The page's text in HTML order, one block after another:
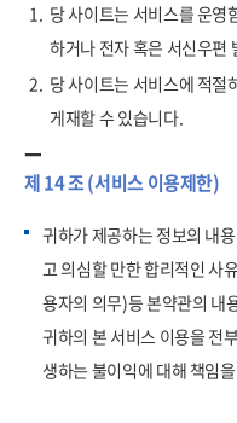
1. 당 사이트는 서비스를 운영
하거나 전자 혹은 서신우편
2. 당 사이트는 서비스에 적절
게재할 수 있습니다.
제 14 조 (서비스 이용제한)
귀하가 제공하는 정보의 내
고 의심할 만한 합리적인 사
용자의 의무)등 본약관의 내
귀하의 본 서비스 이용을 전
생하는 불이익에 대해 책임